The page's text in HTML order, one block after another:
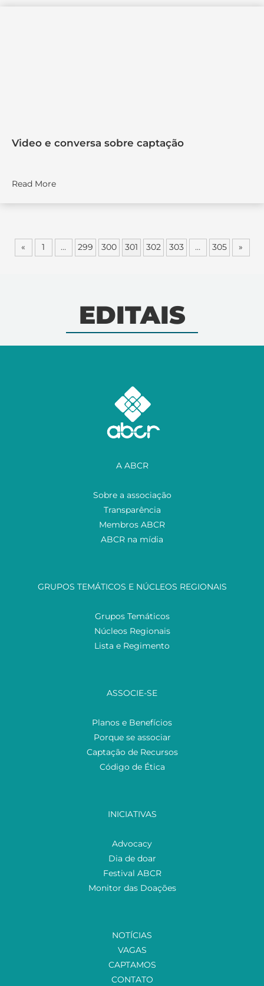
Video e conversa sobre captação
Read More
« 1 … 299 300 301 302 303 … 305 »
EDITAIS
A ABCR
Sobre a associação
Transparência
Membros ABCR
ABCR na mídia
GRUPOS TEMÁTICOS E NÚCLEOS REGIONAIS
Grupos Temáticos
Núcleos Regionais
Lista e Regimento
ASSOCIE-SE
Planos e Benefícios
Porque se associar
Captação de Recursos
Código de Ética
INICIATIVAS
Advocacy
Dia de doar
Festival ABCR
Monitor das Doações
NOTÍCIAS
VAGAS
CAPTAMOS
CONTATO